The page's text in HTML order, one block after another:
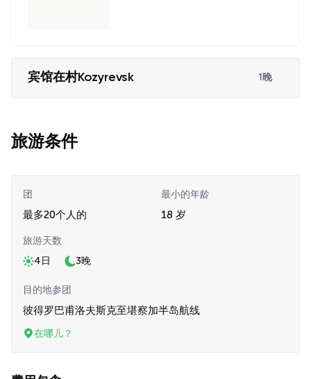
宾馆在村Kozyrevsk 1晚
旅游条件
团
最多20个人的
最小的年龄
18 岁
旅游天数
4日
3晚
目的地参团
彼得罗巴甫洛夫斯克至堪察加半岛航线
在哪儿？